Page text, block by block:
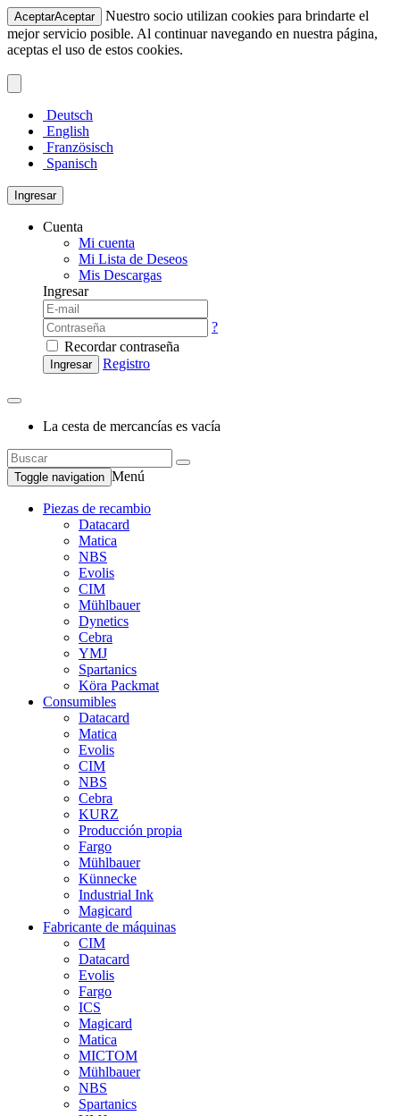
AceptarAceptar
Nuestro socio utilizan cookies para brindarte el
mejor servicio posible. Al continuar navegando en nuestra página,
aceptas el uso de estos cookies.
Deutsch
English
Französisch
Spanisch
Ingresar
Cuenta
Mi cuenta
Mi Lista de Deseos
Mis Descargas
Ingresar
?
Recordar contraseña
Ingresar Registro
La cesta de mercancías es vacía
Toggle navigation Menú
Piezas de recambio
Datacard
Matica
NBS
Evolis
CIM
Mühlbauer
Dynetics
Cebra
YMJ
Spartanics
Köra Packmat
Consumibles
Datacard
Matica
Evolis
CIM
NBS
Cebra
KURZ
Producción propia
Fargo
Mühlbauer
Künnecke
Industrial Ink
Magicard
Fabricante de máquinas
CIM
Datacard
Evolis
Fargo
ICS
Magicard
Matica
MICTOM
Mühlbauer
NBS
Spartanics